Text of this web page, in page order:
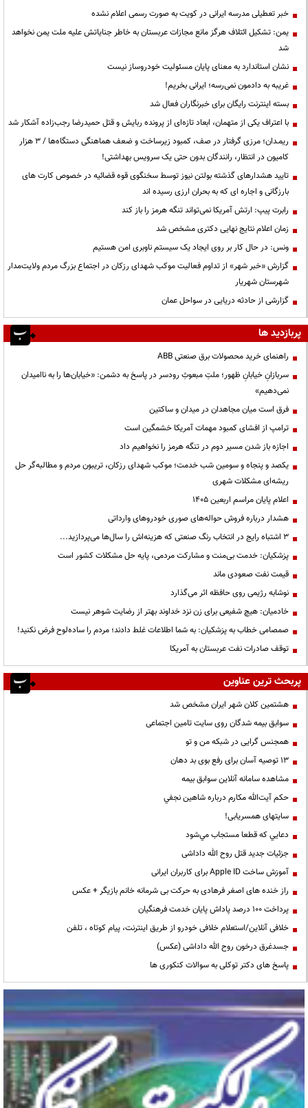
خبر تعطیلی مدرسه ایرانی در کویت به صورت رسمی اعلام نشده
یمن: تشکیل ائتلاف هرگز مانع مجازات عربستان به خاطر جنایاتش علیه ملت یمن نخواهد
شد
نشان استاندارد به معنای پایان مسئولیت خودروساز نیست
غریبه به دادمون نمی‌رسه؛ ایرانی بخریم!
بسته اینترنت رایگان برای خبرنگاران فعال شد
با اعتراف یکی از متهمان، ابعاد تازه‌ای از پرونده ربایش و قتل حمیدرضا رجب‌زاده آشکار شد
ریمـدان؛ مرزی گرفتار در صف، کمبود زیرساخت و ضعف هماهنگی دستگاه‌ها / ۳ هزار
کامیون در انتظار، رانندگان بدون حتی یک سرویس بهداشتی!
تایید هشدارهای گذشته بولتن نیوز توسط سخنگوی قوه قضائیه در خصوص کارت های
بارزگانی و اجاره ای که به بحران ارزی رسیده اند
رابرت پیپ: ارتش آمریکا نمی‌تواند تنگه هرمز را باز کند
زمان اعلام نتایج نهایی دکتری مشخص شد
ونس: در حال کار بر روی ایجاد یک سیستم ناوبری امن هستیم
گزارش «خبر شهر» از تداوم فعالیت موکب شهدای رزکان در اجتماع بزرگ مردم ولایت‌مدار
شهرستان شهریار
گزارشی از حادثه دریایی در سواحل عمان
پربازدید ها
راهنمای خرید محصولات برق صنعتی ABB
سربازانِ خیابانِ ظهور؛ ملتِ مبعوثِ رودسر در پاسخ به دشمن: «خیابان‌ها را به ناامیدان
نمی‌دهیم»
فرق است میان مجاهدان در میدان و ساکتین
ترامپ از افشای کمبود مهمات آمریکا خشمگین است
اجازه باز شدن مسیر دوم در تنگه هرمز را نخواهیم داد
یکصد و پنجاه و سومین شب خدمت؛ موکب شهدای رزکان، تریبون مردم و مطالبه‌گر حل
ریشه‌ای مشکلات شهری
اعلام پایان مراسم اربعین ۱۴۰۵
هشدار درباره فروش حواله‌های صوری خودروهای وارداتی
3 اشتباه رایج در انتخاب رنگ صنعتی که هزینه‌اش را سال‌ها می‌پردازید...
پزشکیان: خدمت بی‌منت و مشارکت مردمی، پایه حل مشکلات کشور است
قیمت نفت صعودی ماند
نوشابه رژیمی روی حافظه اثر می‌گذارد
خادمیان: هیچ شفیعی برای زن نزد خداوند بهتر از رضایت شوهر نیست
صمصامی خطاب به پزشکیان: به شما اطلاعات غلط دادند؛ مردم را ساده‌لوح فرض نکنید!
توقف صادرات نفت عربستان به آمریکا
پربحث ترین عناوین
هشتمین کلان شهر ایران مشخص شد
سوابق بیمه شدگان روی سایت تامین اجتماعی
همجنس گرایی در شبکه من و تو
13 توصیه آسان برای رفع بوی بد دهان
مشاهده سامانه آنلاين سوابق بیمه
حكم آيت‌الله مكارم درباره شاهين نجفي
سایتهای همسریابی!
دعايي كه قطعا مستجاب مي‌شود
جزئیات جدید قتل روح الله داداشی
آموزش ساخت Apple ID برای کاربران ایرانی
راز خنده های اصغر فرهادی به حرکت بی شرمانه خانم بازیگر + عکس
پرداخت ۱۰۰ درصد پاداش پایان خدمت فرهنگیان
خلافی آنلاین/استعلام خلافی خودرو از طریق اینترنت، پیام کوتاه ، تلفن
جسدغرق درخون روح الله داداشی (عکس)
پاسخ های دکتر توکلی به سوالات کنکوری ها